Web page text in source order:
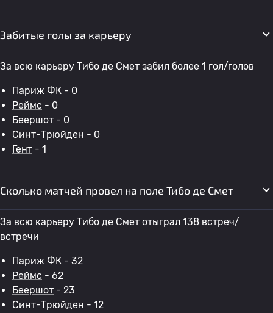
Забитые голы за карьеру
За всю карьеру Тибо де Смет забил более 1 гол/голов
Париж ФК - 0
Реймс - 0
Беершот - 0
Синт-Трюйден - 0
Гент - 1
Сколько матчей провел на поле Тибо де Смет
За всю карьеру Тибо де Смет отыграл 138 встреч/
встречи
Париж ФК - 32
Реймс - 62
Беершот - 23
Синт-Трюйден - 12